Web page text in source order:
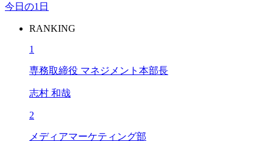
今日の1日
RANKING
1
専務取締役 マネジメント本部長
志村 和哉
2
メディアマーケティング部